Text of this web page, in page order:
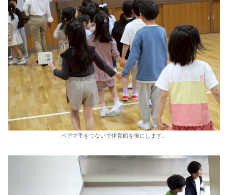
ペアで手をつないで体育館を後にします。